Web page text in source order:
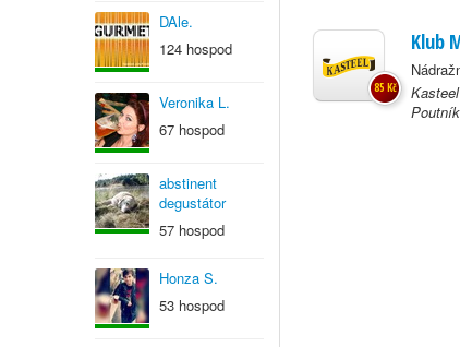
DAle.
124 hospod
Veronika L.
67 hospod
abstinent
degustátor
57 hospod
Honza S.
53 hospod
Klub
85 Kč